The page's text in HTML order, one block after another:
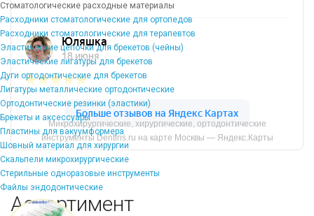
Стоматологические расходные материалы
Расходники стоматологические для ортопедов
Расходники стоматологические для терапевтов
Эластические цепочки для брекетов (чейны)
Эластические лигатуры для брекетов
Дуги ортодонтические для брекетов
Лигатуры металлические ортодонтические
Ортодонтические резинки (эластики)
Брекеты и аксессуары
Пластины для вакуумформера
Шовный материал для хирургии
Скальпели микрохирургические
Стерильные одноразовые инструменты
Файлы эндодонтические
Микрохирургические, хирургические, ортодонтические
инструменты Dentins.ru на карте Москвы — Яндекс.Карты
Ассортимент